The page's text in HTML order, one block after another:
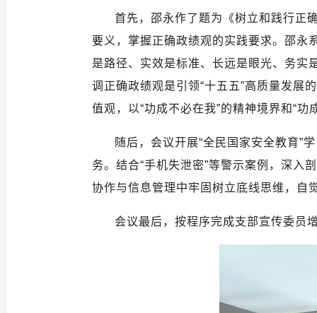
首先，邵永作了题为《树立和践行正
要义，掌握正确政绩观的实践要求。邵永
是路径、实效是标准、长远是眼光、务实
调正确政绩观是引领“十五五”高质量发展
值观，以“功成不必在我”的精神境界和“
随后，会议开展“全民国家安全教育”
务。结合“手机失泄密”等警示案例，深入
协作与信息管理中牢固树立底线思维，自
会议最后，按程序完成支部宣传委员